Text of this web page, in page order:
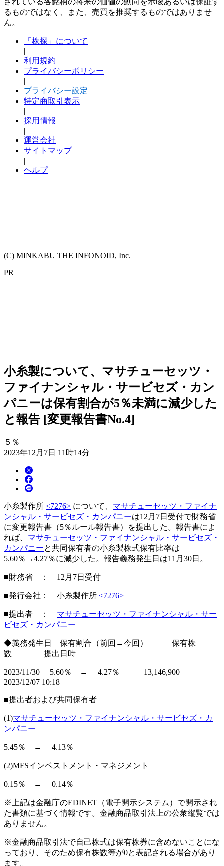
るものではなく、また、売買を推奨するものではありませ
ん。
「株探」について
|
利用規約
プライバシーポリシー
|
プライバシー設定
特定商取引表示
|
採用情報
|
運営会社
サイトマップ
|
ヘルプ
(C) MINKABU THE INFONOID, Inc.
PR
小糸製について、マサチューセッツ・
ファイナンシャル・サービセズ・カン
パニーは保有割合が5％未満に減少した
と報告 [変更報告書No.4]
５％
2023年12月7日 11時14分
小糸製作所 <7276> について、 マサチューセッツ・ファイナ
ンシャル・サービセズ・カンパニーは12月7日受付で財務省
に変更報告書（5％ルール報告書）を提出した。報告書によ
れば、 マサチューセッツ・ファイナンシャル・サービセズ・
カンパニーと共同保有者の小糸製株式保有比率は
5.60％→4.27％に減少した。報告義務発生日は11月30日。
■財務省 ： 12月7日受付
■発行会社： 小糸製作所 <7276>
■提出者 ： マサチューセッツ・ファイナンシャル・サー
ビセズ・カンパニー
◆義務発生日 保有割合（前回→今回） 保有株
数 提出日時
2023/11/30 5.60％ → 4.27％ 13,146,900
2023/12/07 10:18
■提出者および共同保有者
(1)マサチューセッツ・ファイナンシャル・サービセズ・カ
ンパニー
5.45％ → 4.13％
(2)MFSインベストメント・マネジメント
0.15％ → 0.14％
※上記は金融庁のEDINET（電子開示システム）で開示され
た書類に基づく情報です。金融商品取引法上の公衆縦覧では
ありません。
※金融商品取引法で自己株式は保有株券に含めないことにな
っており、そのため保有株数等が0と表記される場合があり
ます。